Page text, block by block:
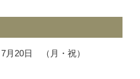
月20日 （月・祝）